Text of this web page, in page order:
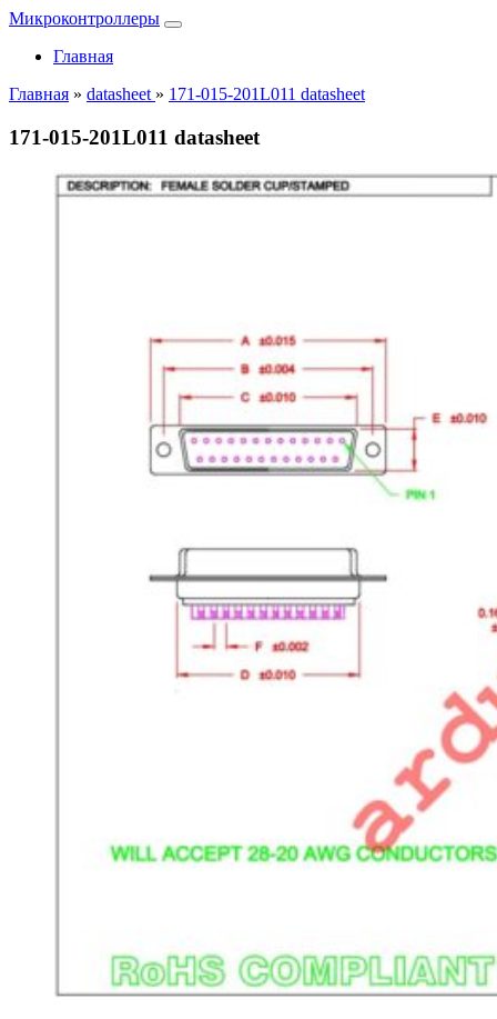
Микроконтроллеры
Главная
Главная » datasheet » 171-015-201L011 datasheet
171-015-201L011 datasheet